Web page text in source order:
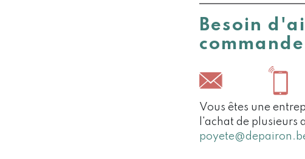
Besoin
Vous êtes une
l'achat de plusieurs